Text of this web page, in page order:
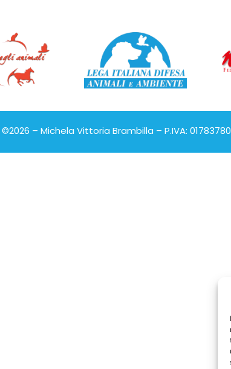
– Michela Vittoria Brambilla – P.IVA: